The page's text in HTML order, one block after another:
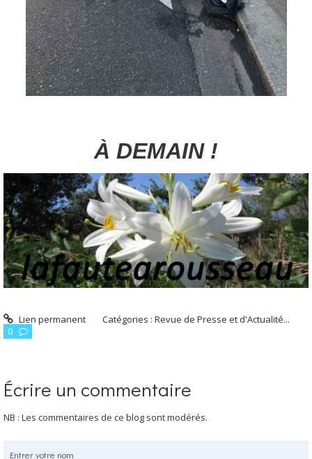
À DEMAIN !
Lien permanent Catégories :Revue de Presse et d'Actualité...
0
Écrire un commentaire
NB : Les commentaires de ce blog sont modérés.